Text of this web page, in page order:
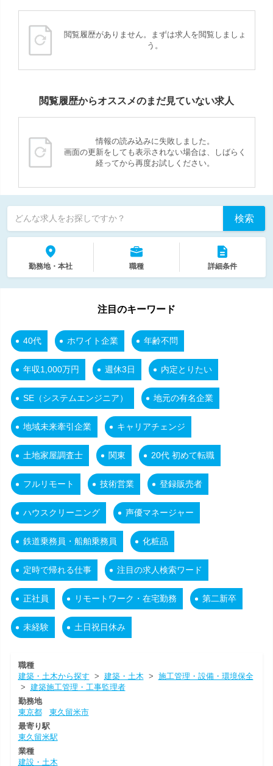
閲覧履歴がありません。まずは求人を閲覧しましょ
う。
閲覧履歴からオススメのまだ見ていない求人
情報の読み込みに失敗しました。
画面の更新をしても表示されない場合は、しばらく
経ってから再度お試しください。
どんな求人をお探しですか？ 検索
勤務地・本社 職種 詳細条件
注目のキーワード
40代 ホワイト企業 年齢不問
年収1,000万円 週休3日 内定とりたい
SE（システムエンジニア） 地元の有名企業
地域未来牽引企業 キャリアチェンジ
土地家屋調査士 関東 20代 初めて転職
フルリモート 技術営業 登録販売者
ハウスクリーニング 声優マネージャー
鉄道乗務員・船舶乗務員 化粧品
定時で帰れる仕事 注目の求人検索ワード
正社員 リモートワーク・在宅勤務 第二新卒
未経験 土日祝日休み
職種
建築・土木から探す > 建築・土木 > 施工管理・設備・環境保全
> 建築施工管理・工事監理者
勤務地
東京都
東久留米市
最寄り駅
東久留米駅
業種
建設・土木